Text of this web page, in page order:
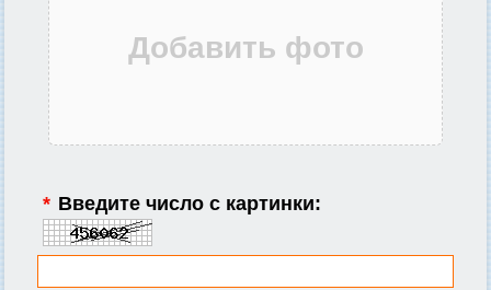
* Введите число с картинки: